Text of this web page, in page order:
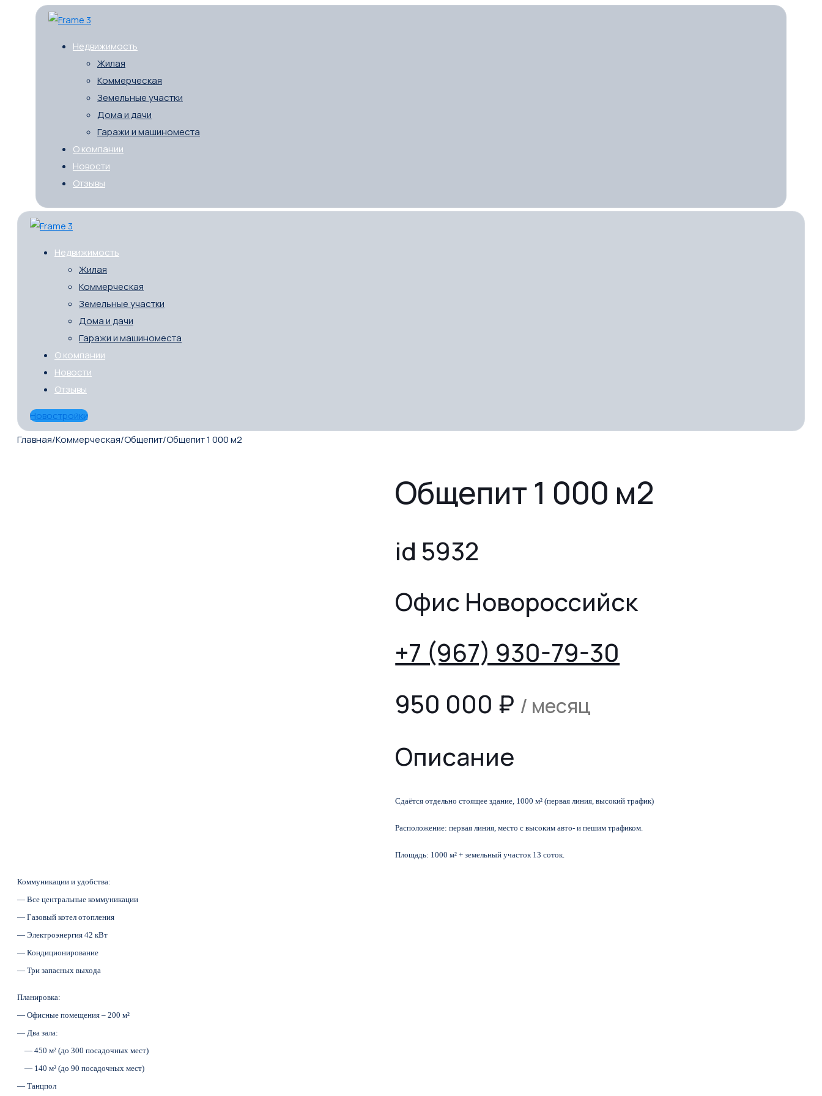
Недвижимость
Жилая
Коммерческая
Земельные участки
Дома и дачи
Гаражи и машиноместа
О компании
Новости
Отзывы
Недвижимость
Жилая
Коммерческая
Земельные участки
Дома и дачи
Гаражи и машиноместа
О компании
Новости
Отзывы
Новостройки
Главная/Коммерческая/Общепит/Общепит 1 000 м2
Общепит 1 000 м2
id 5932
Офис Новороссийск
+7 (967) 930-79-30
950 000 ₽ / месяц
Описание
Сдаётся отдельно стоящее здание, 1000 м² (первая линия, высокий трафик)
Расположение: первая линия, место с высоким авто- и пешим трафиком.
Площадь: 1000 м² + земельный участок 13 соток.
Коммуникации и удобства:
— Все центральные коммуникации
— Газовый котел отопления
— Электроэнергия 42 кВт
— Кондиционирование
— Три запасных выхода
Планировка:
— Офисные помещения – 200 м²
— Два зала:
— 450 м² (до 300 посадочных мест)
— 140 м² (до 90 посадочных мест)
— Танцпол